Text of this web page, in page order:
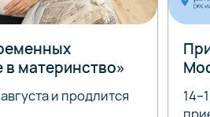
в материнство»
и продлится